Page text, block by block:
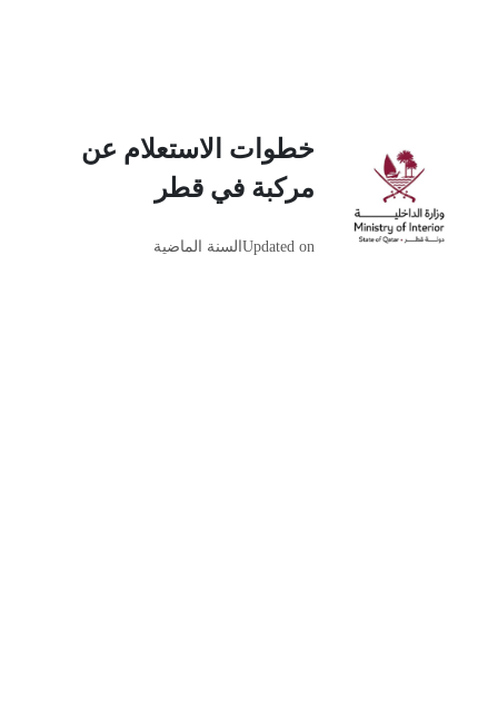
خطوات الاستعلام عن
مركبة في قطر
Updated onالسنة الماضية